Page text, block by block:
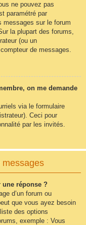
ne pouvez pas
paramétré par
messages sur le forum
la plupart des forums,
(ou un
de messages.
on me demande
via le formulaire
Ceci pour
par les invités.
messages
une réponse ?
d’un forum ou
que vous ayez besoin
des options
exemple : Vous